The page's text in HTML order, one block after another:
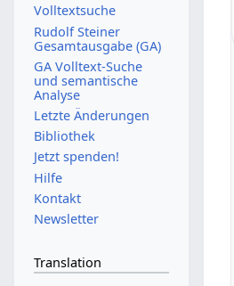
Volltextsuche
Rudolf Steiner
Gesamtausgabe (GA)
GA Volltext-Suche
und semantische
Analyse
Letzte Änderungen
Bibliothek
Jetzt spenden!
Hilfe
Kontakt
Newsletter
Translation